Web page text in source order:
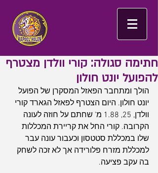
חתימה סגולה: קורי וולדן מצטרף
להפועל יונט חולון
הולך ומתחבר הפאזל המסקרן של הפועל
יונט חולון. היום הצטרף לפאזל הגארד קורי
וולדן, 25, 1.88 מ' שחתם על חוזה לעונה
הקרובה. קורי החל את קריירת המכללות
שלו במכללת סטטסון וכעבור עונה עבר
למכללת מזרח פלורידה אך לא זכה לשחק
בה עקב פציעה.